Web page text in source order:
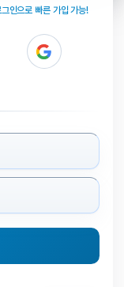
인으로 빠른 가입 가능!